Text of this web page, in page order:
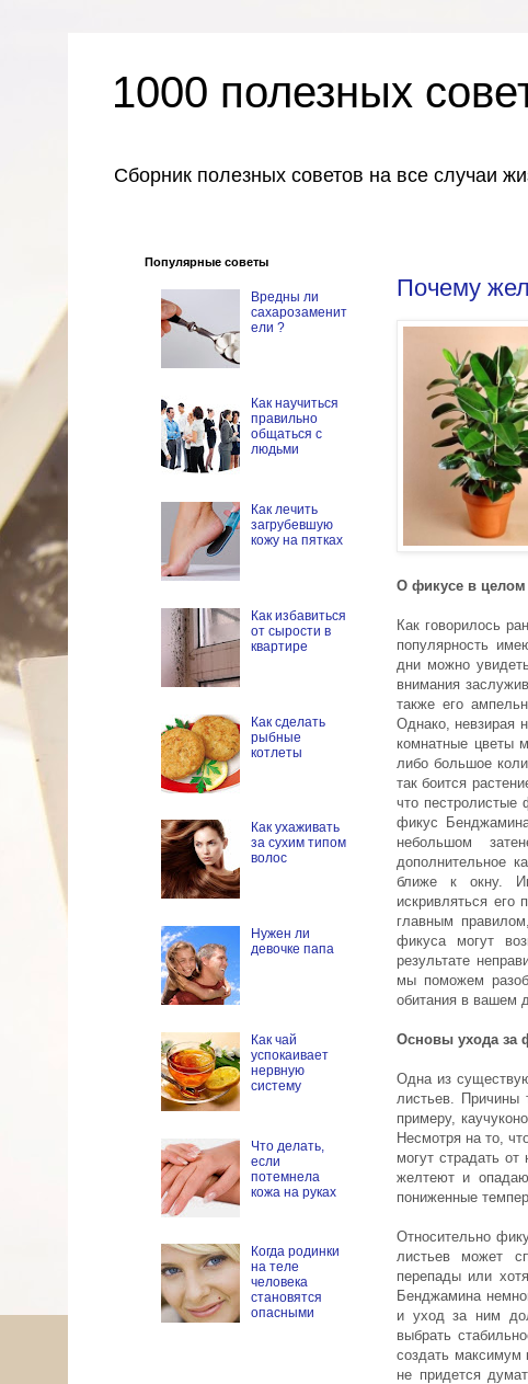
1000 полезных
Сборник полезных советов на все случаи
Почему
О фикусе в целом
Как говорилось
популярность
дни можно
внимания
также его
Однако, невзирая
комнатные цветы
либо большое
так боится
что пестролистые
фикус
небольшом
дополнительное
ближе к окну.
искривляться его
главным
фикуса могут
результате
мы поможем
обитания в вашем
Основы ухода за
Одна из
листьев. Причины
примеру,
Несмотря на то,
могут страдать
желтеют и
пониженные
Относительно
листьев может
перепады или
Бенджамина
и уход за ним
выбрать
создать максимум
не придется
Популярные советы
Вредны ли
сахарозаменит
ели ?
Как научиться
правильно
общаться с
людьми
Как лечить
загрубевшую
кожу на пятках
Как избавиться
от сырости в
квартире
Как сделать
рыбные
котлеты
Как ухаживать
за сухим типом
волос
Нужен ли
девочке папа
Как чай
успокаивает
нервную
систему
Что делать,
если
потемнела
кожа на руках
Когда родинки
на теле
человека
становятся
опасными